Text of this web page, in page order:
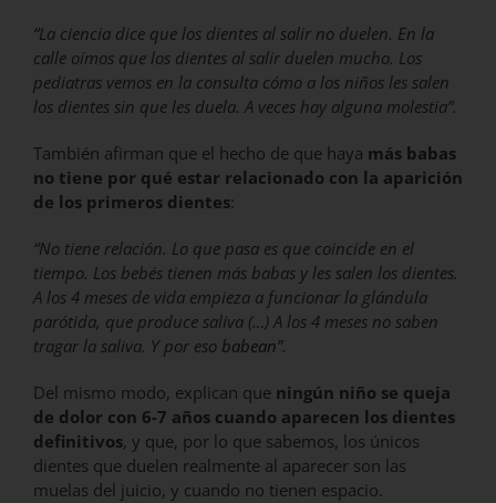
“La ciencia dice que los dientes al salir no duelen. En la
calle oímos que los dientes al salir duelen mucho. Los
pediatras vemos en la consulta cómo a los niños les salen
los dientes sin que les duela. A veces hay alguna molestia”.
También afirman que el hecho de que haya más babas
no tiene por qué estar relacionado con la aparición
de los primeros dientes:
“No tiene relación. Lo que pasa es que coincide en el
tiempo. Los bebés tienen más babas y les salen los dientes.
A los 4 meses de vida empieza a funcionar la glándula
parótida, que produce saliva (…) A los 4 meses no saben
tragar la saliva. Y por eso babean”.
Del mismo modo, explican que ningún niño se queja
de dolor con 6-7 años cuando aparecen los dientes
definitivos, y que, por lo que sabemos, los únicos
dientes que duelen realmente al aparecer son las
muelas del juicio, y cuando no tienen espacio.